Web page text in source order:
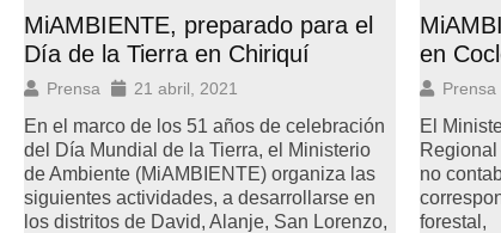
MiAMBIENTE, preparado para el
Día de la Tierra en Chiriquí
Prensa 21 abril, 2021
En el marco de los 51 años de celebración
del Día Mundial de la Tierra, el Ministerio
de Ambiente (MiAMBIENTE) organiza las
siguientes actividades, a desarrollarse en
los distritos de David, Alanje, San Lorenzo,
en
Prensa
El
no
forestal,